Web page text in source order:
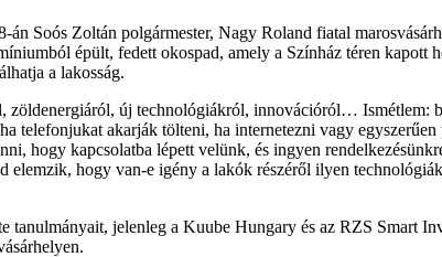
án Soós Zoltán polgármester, Nagy Roland fiatal
épült, fedett okospad, amely a Színház téren kapott
a lakosság.
zöldenergiáról, új technológiákról, innovációról… Ismétlem:
telefonjukat akarják tölteni, ha internetezni vagy
hogy kapcsolatba lépett velünk, és ingyen
elemzik, hogy van-e igény a lakók részéről ilyen
tanulmányait, jelenleg a Kuube Hungary és az RZS Smart